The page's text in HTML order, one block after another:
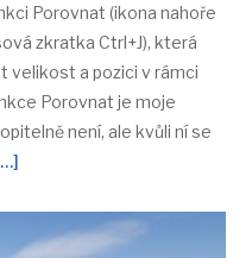
Porovnat (ikona nahoře
zkratka Ctrl+J), která
velikost a pozici v rámci
Porovnat je moje
není, ale kvůli ní se